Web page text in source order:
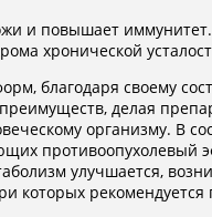
и повышает
хронической
благодаря своему
преимуществ, делая
организму. В
противоопухолевый
улучшается,
которых рекомендуется